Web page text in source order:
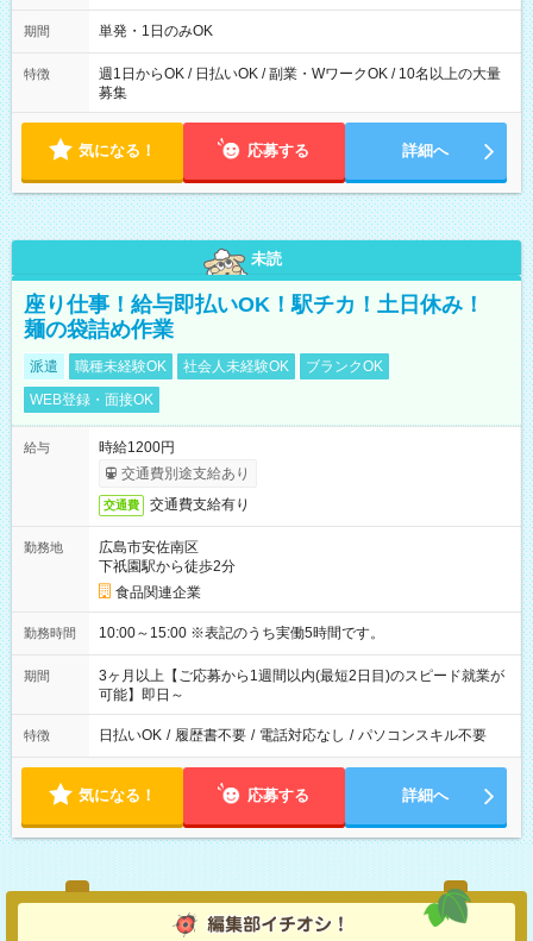
(1) 8：00~17:00（休憩１h） 例(2) 13:00~16:00（早上がりでも
全額支給！） 例(3) 21:00~5:00（夜勤なら日当1.25倍！！）
期間 単発・1日のみOK
特徴
週1日からOK / 日払いOK / 副業・WワークOK / 10名以上の大量
募集
気になる！ 応募する 詳細へ
未読
座り仕事！給与即払いOK！駅チカ！土日休み！
麺の袋詰め作業
派遣 職種未経験OK 社会人未経験OK
ブランクOK
WEB登録・面接OK
給与
時給1200円
交通費別途支給あり
交通費 交通費支給有り
勤務地
広島市安佐南区
下祇園駅から徒歩2分
食品関連企業
勤務時間 10:00～15:00 ※表記のうち実働5時間です。
期間
3ヶ月以上【ご応募から1週間以内(最短2日目)のスピード就業が
可能】即日～
特徴 日払いOK / 履歴書不要 / 電話対応なし / パソコンスキル不要
気になる！ 応募する 詳細へ